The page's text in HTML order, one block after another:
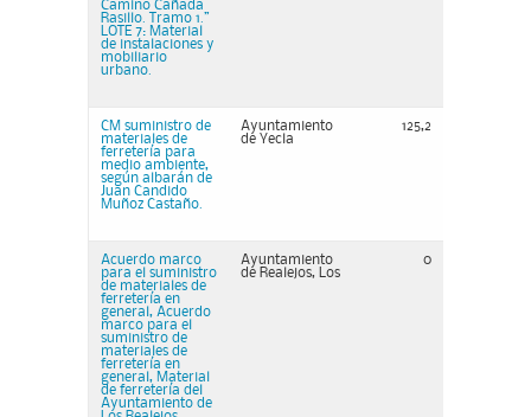
Camino Cañada
Rasillo. Tramo 1.”
LOTE 7: Material
de instalaciones y
mobiliario
urbano.
CM suministro de
materiales de
ferretería para
medio ambiente,
según albarán de
Juan Candido
Muñoz Castaño.
Ayuntamiento
de Yecla
125,2
Acuerdo marco
para el suministro
de materiales de
ferretería en
general, Acuerdo
marco para el
suministro de
materiales de
ferretería en
general, Material
de ferretería del
Ayuntamiento de
Ayuntamiento
de Realejos, Los
0